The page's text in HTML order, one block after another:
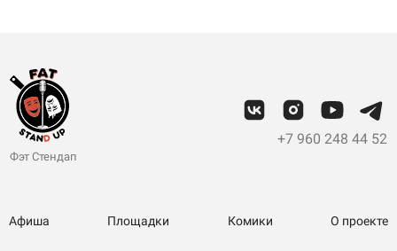
Фэт Стендап
+7 960 248 44 52
Афиша Площадки Комики О проекте